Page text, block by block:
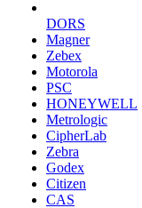
DORS
Magner
Zebex
Motorola
PSC
HONEYWELL
Metrologic
CipherLab
Zebra
Godex
Citizen
CAS